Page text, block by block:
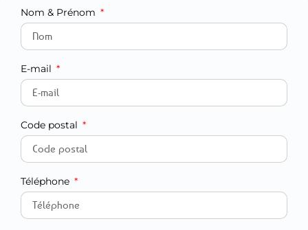
Nom & Prénom
E-mail
Code postal
Téléphone